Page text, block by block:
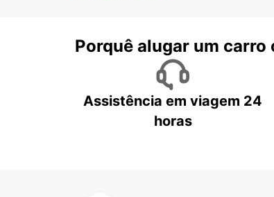
Porquê alugar um carro
Assistência em viagem 24
horas